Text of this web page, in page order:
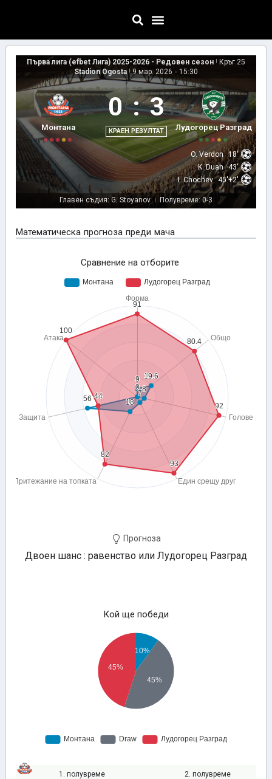
Първа лига (efbet Лига) 2025-2026 - Редовен сезон |
Кръг 25
Stadion Ogosta | 9 мар. 2026 - 15:30
Монтана
0 : 3
КРАЕН РЕЗУЛТАТ Лудогорец Разград
O. Verdon 18'
K. Duah 43'
I. Chochev 45'+2'
Главен съдия: G. Stoyanov | Полувреме: 0-3
Математическа прогноза преди мача
Сравнение на отборите
Прогноза
Двоен шанс : равенство или Лудогорец Разград
Кой ще победи
1. полувреме 2. полувреме